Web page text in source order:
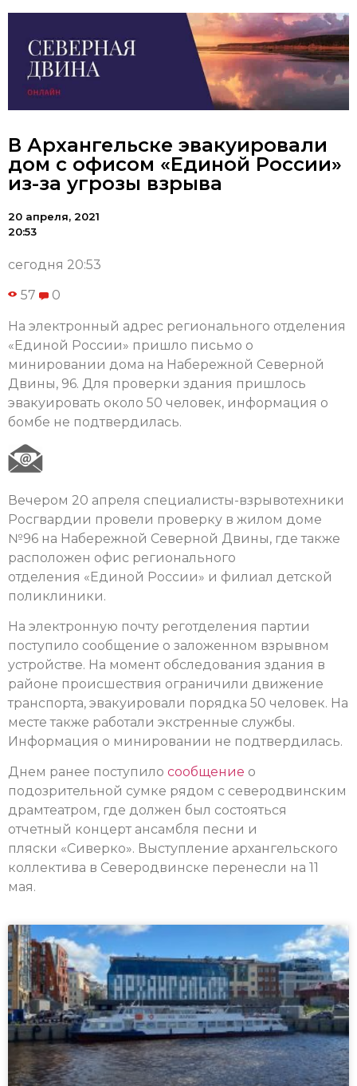
В Архангельске эвакуировали
дом с офисом «Единой России»
из-за угрозы взрыва
20 апреля, 2021
20:53
сегодня 20:53
57 0
На электронный адрес регионального отделения
«Единой России» пришло письмо о
минировании дома на Набережной Северной
Двины, 96. Для проверки здания пришлось
эвакуировать около 50 человек, информация о
бомбе не подтвердилась.
Вечером 20 апреля специалисты-взрывотехники
Росгвардии провели проверку в жилом доме
№96 на Набережной Северной Двины, где также
расположен офис регионального
отделения «Единой России» и филиал детской
поликлиники.
На электронную почту реготделения партии
поступило сообщение о заложенном взрывном
устройстве. На момент обследования здания в
районе происшествия ограничили движение
транспорта, эвакуировали порядка 50 человек. На
месте также работали экстренные службы.
Информация о минировании не подтвердилась.
Днем ранее поступило сообщение о
подозрительной сумке рядом с северодвинским
драмтеатром, где должен был состояться
отчетный концерт ансамбля песни и
пляски «Сиверко». Выступление архангельского
коллектива в Северодвинске перенесли на 11
мая.